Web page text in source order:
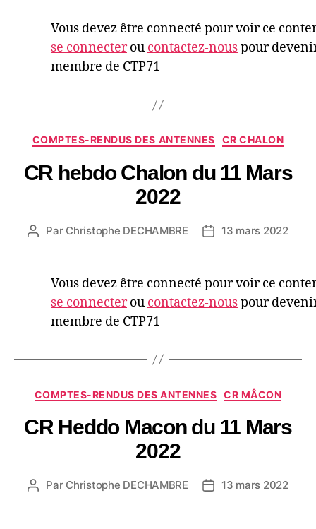
Vous devez être connecté pour voir ce
se connecterou contactez-nouspour
membre de CTP71
COMPTES-RENDUS DES ANTENNES CR CHALON
CR hebdo Chalon du 11 Mars
2022
Par Christophe DECHAMBRE 13 mars 2022
Vous devez être connecté pour voir ce
se connecterou contactez-nouspour
membre de CTP71
COMPTES-RENDUS DES ANTENNES CR MÂCON
CR Heddo Macon du 11 Mars
2022
Par Christophe DECHAMBRE 13 mars 2022